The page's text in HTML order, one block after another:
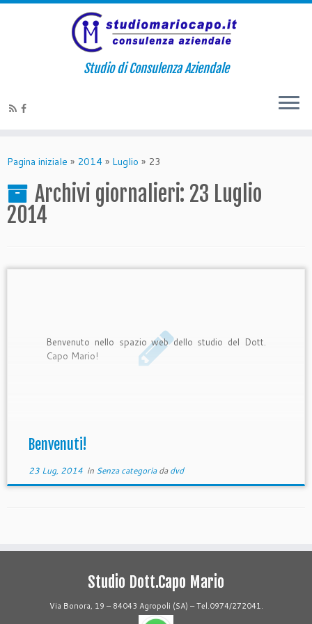
Studio di Consulenza Aziendale
Pagina iniziale » 2014 » Luglio » 23
Archivi giornalieri: 23 Luglio
2014
Benvenuto nello spazio web dello studio del Dott.
Capo Mario!
Benvenuti!
23 Lug, 2014in Senza categoriadadvd
Studio Dott.Capo Mario
Via Bonora, 19 – 84043 Agropoli (SA) – Tel.0974/272041.